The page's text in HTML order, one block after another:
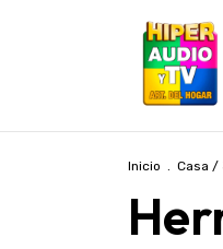
Inicio . Casa /